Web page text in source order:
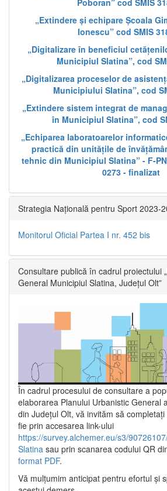
Poboran” cod SMIS
„Extindere și echipare Școala
Ionescu” cod SMIS
„Digitalizare în beneficiul
Municipiul Slatina”, cod
„Digitalizarea proceselor de
Municipiului Slatina”, cod
„Extindere sistem integrat de
în Municipiul Slatina”, cod
„Echiparea laboratoarelor
practică din unitățile de
tehnic din Municipiul Slatina” - F-
0273 - finalizat
Strategia Națională pentru Sport 2023-
Monitorul Oficial Partea I nr. 452 bis
Consultare publică în cadrul proiectului
General Municipiul Slatina, Județul Olt”
În cadrul procesului de consultare a
elaborarea Planului Urbanistic General
din Județul Olt, vă invităm să
fie prin accesarea link-ului
https://survey.alchemer.eu/s3/
Slatina sau prin scanarea codului QR
format PDF.
Vă mulţumim anticipat pentru efortul şi